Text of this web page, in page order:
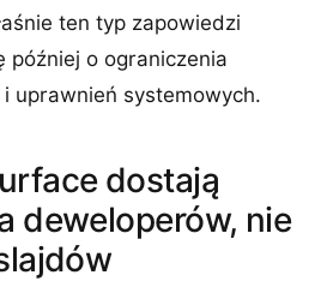
ten typ zapowiedzi
później o ograniczenia
uprawnień systemowych.
dostają
deweloperów, nie